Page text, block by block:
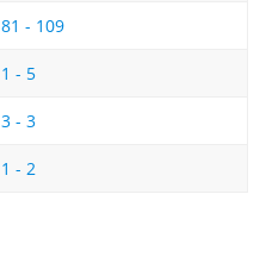
81 - 109
1 - 5
3 - 3
1 - 2